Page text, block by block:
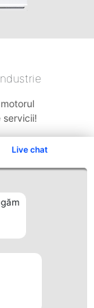
Live chat
servicii!